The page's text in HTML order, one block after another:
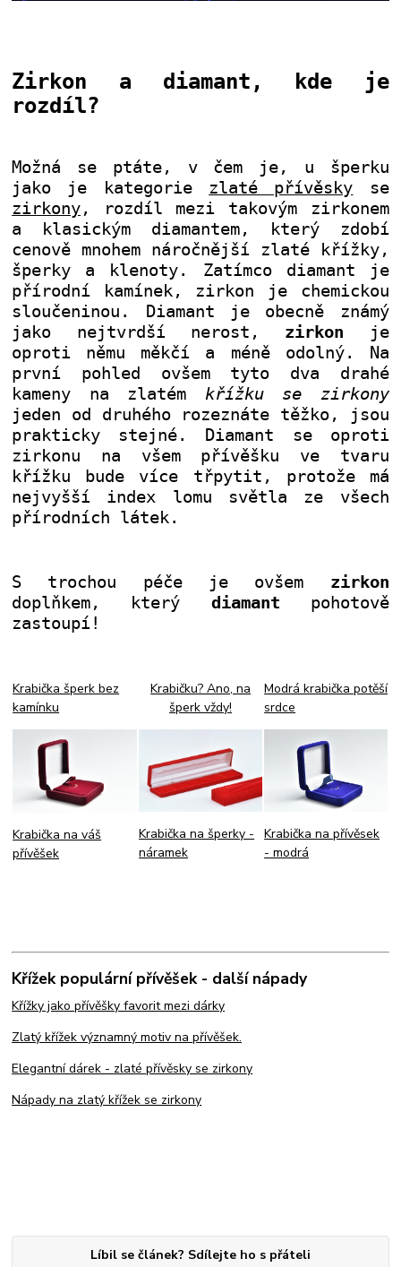
Zirkon a diamant, kde je
rozdíl?
Možná se ptáte, v čem je, u šperku
jako je kategorie zlaté přívěsky se
zirkony, rozdíl mezi takovým zirkonem
a klasickým diamantem, který zdobí
cenově mnohem náročnější zlaté křížky,
šperky a klenoty. Zatímco diamant je
přírodní kamínek, zirkon je chemickou
sloučeninou. Diamant je obecně známý
jako nejtvrdší nerost, zirkon
je
oproti němu měkčí a méně odolný. Na
první pohled ovšem tyto dva drahé
kameny na zlatém křížku se zirkony
jeden od druhého rozeznáte těžko, jsou
prakticky stejné. Diamant se oproti
zirkonu na všem přívěšku ve tvaru
křížku bude více třpytit, protože má
nejvyšší index lomu světla ze všech
přírodních látek.
S trochou péče je ovšem zirkon
doplňkem, který diamant pohotově
zastoupí!
Krabička šperk bez
kamínku
Krabička na váš
přívěšek
Krabičku? Ano, na
šperk vždy!
Krabička na šperky -
náramek
Modrá krabička potěší
srdce
Krabička na přívěsek
- modrá
Křížek populární přívěšek - další nápady
Křížky jako přívěšky favorit mezi dárky
Zlatý křížek významný motiv na přívěšek.
Elegantní dárek - zlaté přívěsky se zirkony
Nápady na zlatý křížek se zirkony
Líbil se článek? Sdílejte ho s přáteli